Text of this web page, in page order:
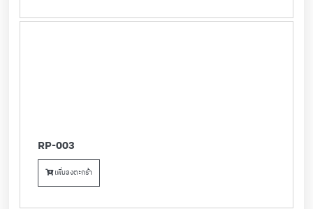
RP-003
เพิ่มลงตะกร้า